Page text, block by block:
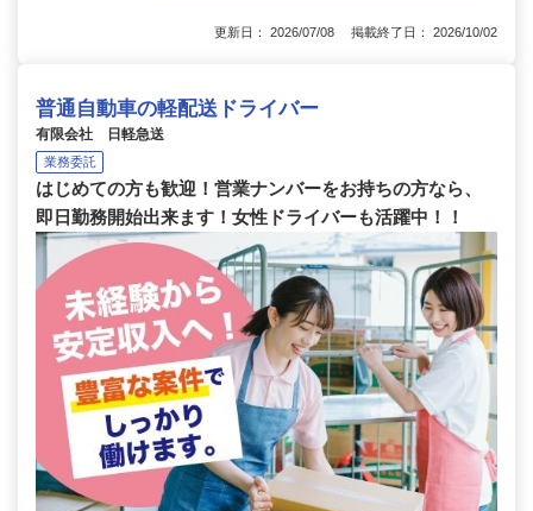
更新日： 2026/07/08 掲載終了日： 2026/10/02
普通自動車の軽配送ドライバー
有限会社 日軽急送
業務委託
はじめての方も歓迎！営業ナンバーをお持ちの方なら、
即日勤務開始出来ます！女性ドライバーも活躍中！！